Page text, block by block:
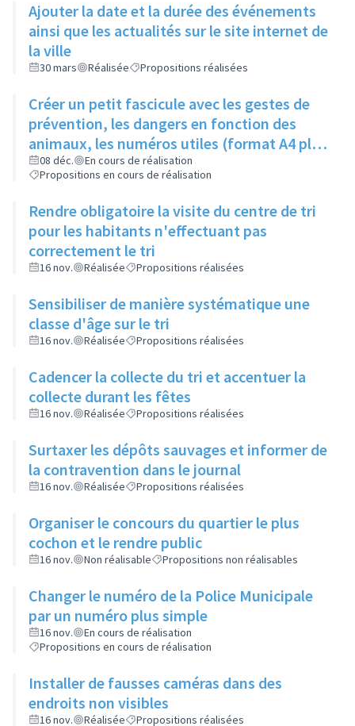
Ajouter la date et la durée des événements
ainsi que les actualités sur le site internet de
la ville
30 mars Réalisée Propositions réalisées
Créer un petit fascicule avec les gestes de
prévention, les dangers en fonction des
animaux, les numéros utiles (format A4 plié
en 2)
08 déc.
En cours de réalisation
Propositions en cours de réalisation
Rendre obligatoire la visite du centre de tri
pour les habitants n'effectuant pas
correctement le tri
16 nov. Réalisée Propositions réalisées
Sensibiliser de manière systématique une
classe d'âge sur le tri
16 nov. Réalisée Propositions réalisées
Cadencer la collecte du tri et accentuer la
collecte durant les fêtes
16 nov. Réalisée Propositions réalisées
Surtaxer les dépôts sauvages et informer de
la contravention dans le journal
16 nov. Réalisée Propositions réalisées
Organiser le concours du quartier le plus
cochon et le rendre public
16 nov. Non réalisable Propositions non réalisables
Changer le numéro de la Police Municipale
par un numéro plus simple
16 nov.
En cours de réalisation
Propositions en cours de réalisation
Installer de fausses caméras dans des
endroits non visibles
16 nov. Réalisée Propositions réalisées